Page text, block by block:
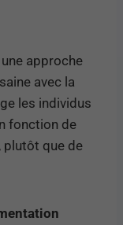
approche
avec la
les individus
fonction de
plutôt que de